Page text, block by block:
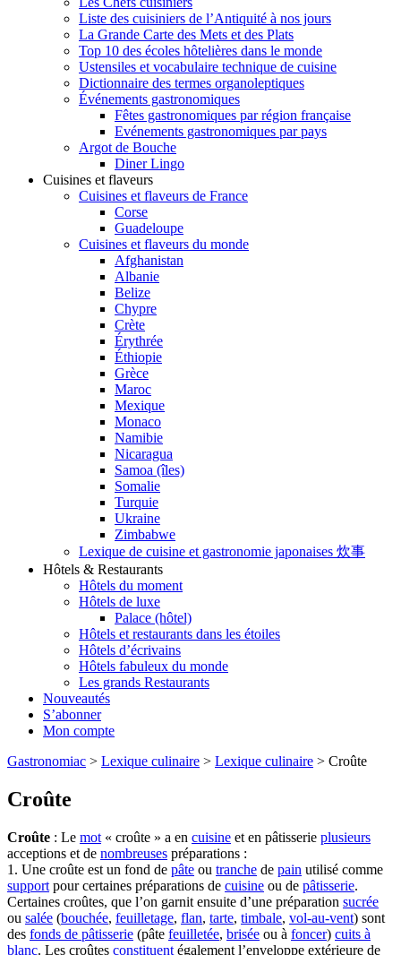
Liste des cuisiniers de l’Antiquité à nos jours
La Grande Carte des Mets et des Plats
Top 10 des écoles hôtelières dans le monde
Ustensiles et vocabulaire technique de cuisine
Dictionnaire des termes organoleptiques
Événements gastronomiques
Fêtes gastronomiques par région française
Evénements gastronomiques par pays
Argot de Bouche
Diner Lingo
Cuisines et flaveurs
Cuisines et flaveurs de France
Corse
Guadeloupe
Cuisines et flaveurs du monde
Afghanistan
Albanie
Belize
Chypre
Crète
Érythrée
Éthiopie
Grèce
Maroc
Mexique
Monaco
Namibie
Nicaragua
Samoa (îles)
Somalie
Turquie
Ukraine
Zimbabwe
Lexique de cuisine et gastronomie japonaises 炊事
Hôtels & Restaurants
Hôtels du moment
Hôtels de luxe
Palace (hôtel)
Hôtels et restaurants dans les étoiles
Hôtels d’écrivains
Hôtels fabuleux du monde
Les grands Restaurants
Nouveautés
S’abonner
Mon compte
Gastronomiac > Lexique culinaire > Lexique culinaire > Croûte
Croûte
Croûte : Le mot « croûte » a en cuisine et en pâtisserie plusieurs
acceptions et de nombreuses préparations :
1. Une croûte est un fond de pâte ou tranche de pain utilisé comme
support pour certaines préparations de cuisine ou de pâtisserie.
Certaines croûtes, que l’on garnit ensuite d’une préparation sucrée
ou salée (bouchée, feuilletage, flan, tarte, timbale, vol-au-vent) sont
des fonds de pâtisserie (pâte feuilletée, brisée ou à foncer) cuits à
blanc. Les croûtes constituent également l’enveloppe extérieure de